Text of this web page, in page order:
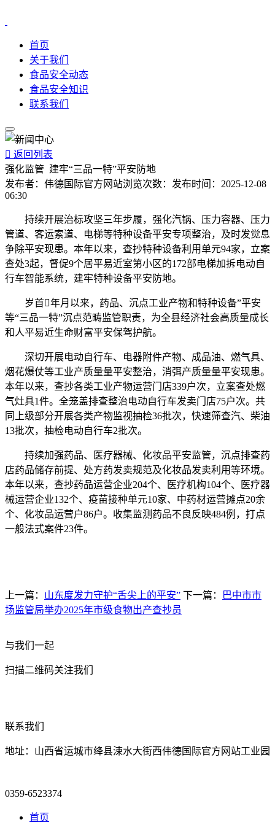
首页
关于我们
食品安全动态
食品安全知识
联系我们
 返回列表
强化监管 建牢“三品一特”平安防地
发布者： 伟德国际官方网站浏览次数： 发布时间： 2025-12-08
06:30
持续开展治标攻坚三年步履，强化汽锅、压力容器、压力
管道、客运索道、电梯等特种设备平安专项整治，及时发觉息
争除平安现患。本年以来，查抄特种设备利用单元94家，立案
查处3起，督促9个居平易近室第小区的172部电梯加拆电动自
行车智能系统，建牢特种设备平安防地。
岁首年月以来，药品、沉点工业产物和特种设备”平安
等“三品一特”沉点范畴监管职责，为全县经济社会高质量成长
和人平易近生命财富平安保驾护航。
深切开展电动自行车、电器附件产物、成品油、燃气具、
烟花爆仗等工业产质量量平安整治，消弭产质量量平安现患。
本年以来，查抄各类工业产物运营门店339户次，立案查处燃
气灶具1件。全笼盖排查整治电动自行车发卖门店75户次。共
同上级部分开展各类产物监视抽检36批次，快速筛查汽、柴油
13批次，抽检电动自行车2批次。
持续加强药品、医疗器械、化妆品平安监管，沉点排查药
店药品储存前提、处方药发卖规范及化妆品发卖利用等环境。
本年以来，查抄药品运营企业204个、医疗机构104个、医疗器
械运营企业132个、疫苗接种单元10家、中药材运营摊点20余
个、化妆品运营户86户。收集监测药品不良反映484例，打点
一般法式案件23件。
上一篇： 山东度发力守护“舌尖上的平安” 下一篇：
巴中市市
场监管局举办2025年市级食物出产查抄员
与我们一起
扫描二维码关注我们
联系我们
地址：山西省运城市绛县涑水大街西伟德国际官方网站工业园
0359-6523374
首页